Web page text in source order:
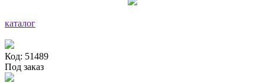
каталог
Код: 51489
Под заказ